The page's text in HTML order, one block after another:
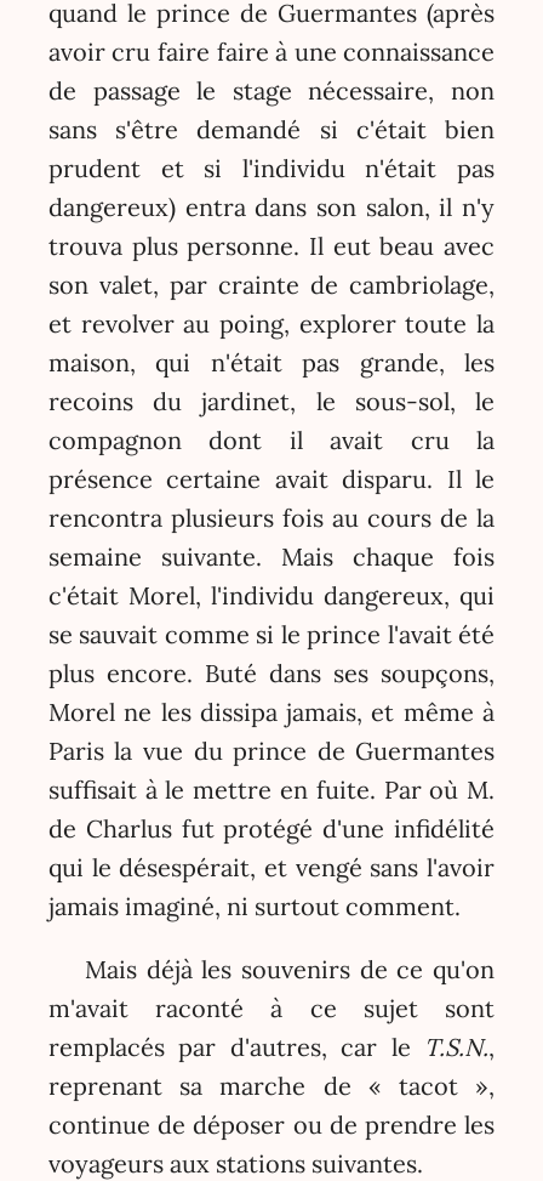
quand le prince de Guermantes (après
avoir cru faire faire à une connaissance
de passage le stage nécessaire, non
sans s'être demandé si c'était bien
prudent et si l'individu n'était pas
dangereux) entra dans son salon, il n'y
trouva plus personne. Il eut beau avec
son valet, par crainte de cambriolage,
et revolver au poing, explorer toute la
maison, qui n'était pas grande, les
recoins du jardinet, le sous-sol, le
compagnon dont il avait cru la
présence certaine avait disparu. Il le
rencontra plusieurs fois au cours de la
semaine suivante. Mais chaque fois
c'était Morel, l'individu dangereux, qui
se sauvait comme si le prince l'avait été
plus encore. Buté dans ses soupçons,
Morel ne les dissipa jamais, et même à
Paris la vue du prince de Guermantes
suffisait à le mettre en fuite. Par où M.
de Charlus fut protégé d'une infidélité
qui le désespérait, et vengé sans l'avoir
jamais imaginé, ni surtout comment.
Mais déjà les souvenirs de ce qu'on
m'avait raconté à ce sujet sont
remplacés par d'autres, car le T.S.N.,
reprenant sa marche de « tacot »,
continue de déposer ou de prendre les
voyageurs aux stations suivantes.